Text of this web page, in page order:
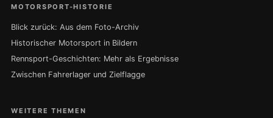
MOTORSPORT-HISTORIE
Blick zurück: Aus dem Foto-Archiv
Historischer Motorsport in Bildern
Rennsport-Geschichten: Mehr als Ergebnisse
Zwischen Fahrerlager und Zielflagge
WEITERE THEMEN